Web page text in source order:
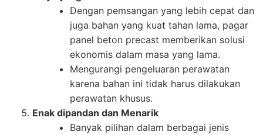
Dengan pemsangan yang lebih cepat dan
juga bahan yang kuat tahan lama, pagar
panel beton precast memberikan solusi
ekonomis dalam masa yang lama.
Mengurangi pengeluaran perawatan
karena bahan ini tidak harus dilakukan
perawatan khusus.
Enak dipandan dan Menarik
Banyak pilihan dalam berbagai jenis